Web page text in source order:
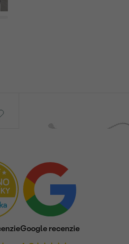
Google recenzie